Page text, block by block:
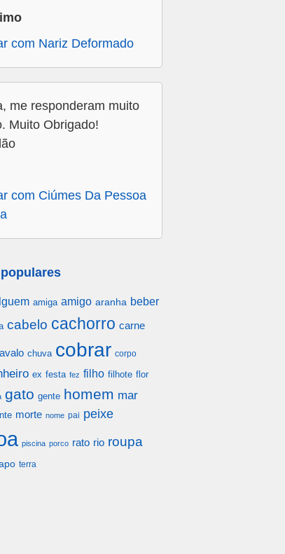
com Nariz Deformado
me responderam muito
Muito Obrigado!
com Ciúmes Da Pessoa
amiga amigo aranha beber
cabelo cachorro carne
chuva cobrar corpo
ex festa fez filho filhote flor
gato gente homem mar
morte nome pai peixe
piscina porco rato rio roupa
terra